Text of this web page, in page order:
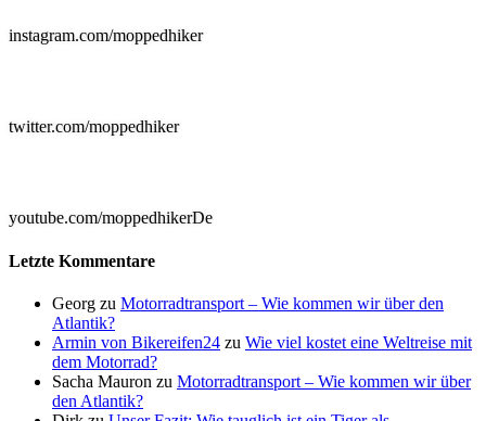
instagram.com/moppedhiker
twitter.com/moppedhiker
youtube.com/moppedhikerDe
Letzte Kommentare
Georg zu Motorradtransport – Wie kommen wir über den
Atlantik?
Armin von Bikereifen24 zu Wie viel kostet eine Weltreise mit
dem Motorrad?
Sacha Mauron zu Motorradtransport – Wie kommen wir über
den Atlantik?